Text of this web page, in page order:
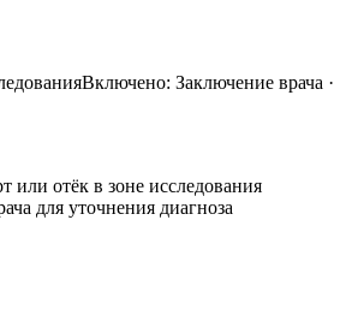
Включено: Заключение врача ·
или отёк в зоне исследования
для уточнения диагноза